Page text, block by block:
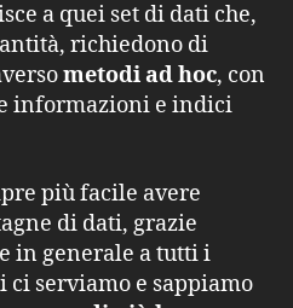
a quei set di dati che,
richiedono di
metodi ad hoc, con
informazioni e indici
più facile avere
di dati, grazie
in generale a tutti i
serviamo e sappiamo